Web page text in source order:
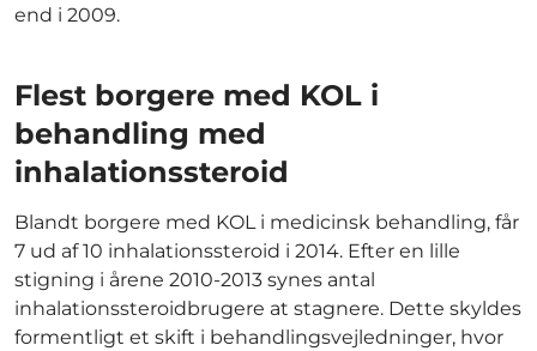
end i 2009.
Flest borgere med KOL i
behandling med
inhalationssteroid
Blandt borgere med KOL i medicinsk behandling, får
7 ud af 10 inhalationssteroid i 2014. Efter en lille
stigning i årene 2010-2013 synes antal
inhalationssteroidbrugere at stagnere. Dette skyldes
formentligt et skift i behandlingsvejledninger, hvor